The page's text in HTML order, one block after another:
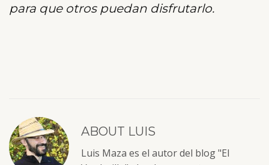
para que otros puedan disfrutarlo.
ABOUT LUIS
Luis Maza es el autor del blog "El